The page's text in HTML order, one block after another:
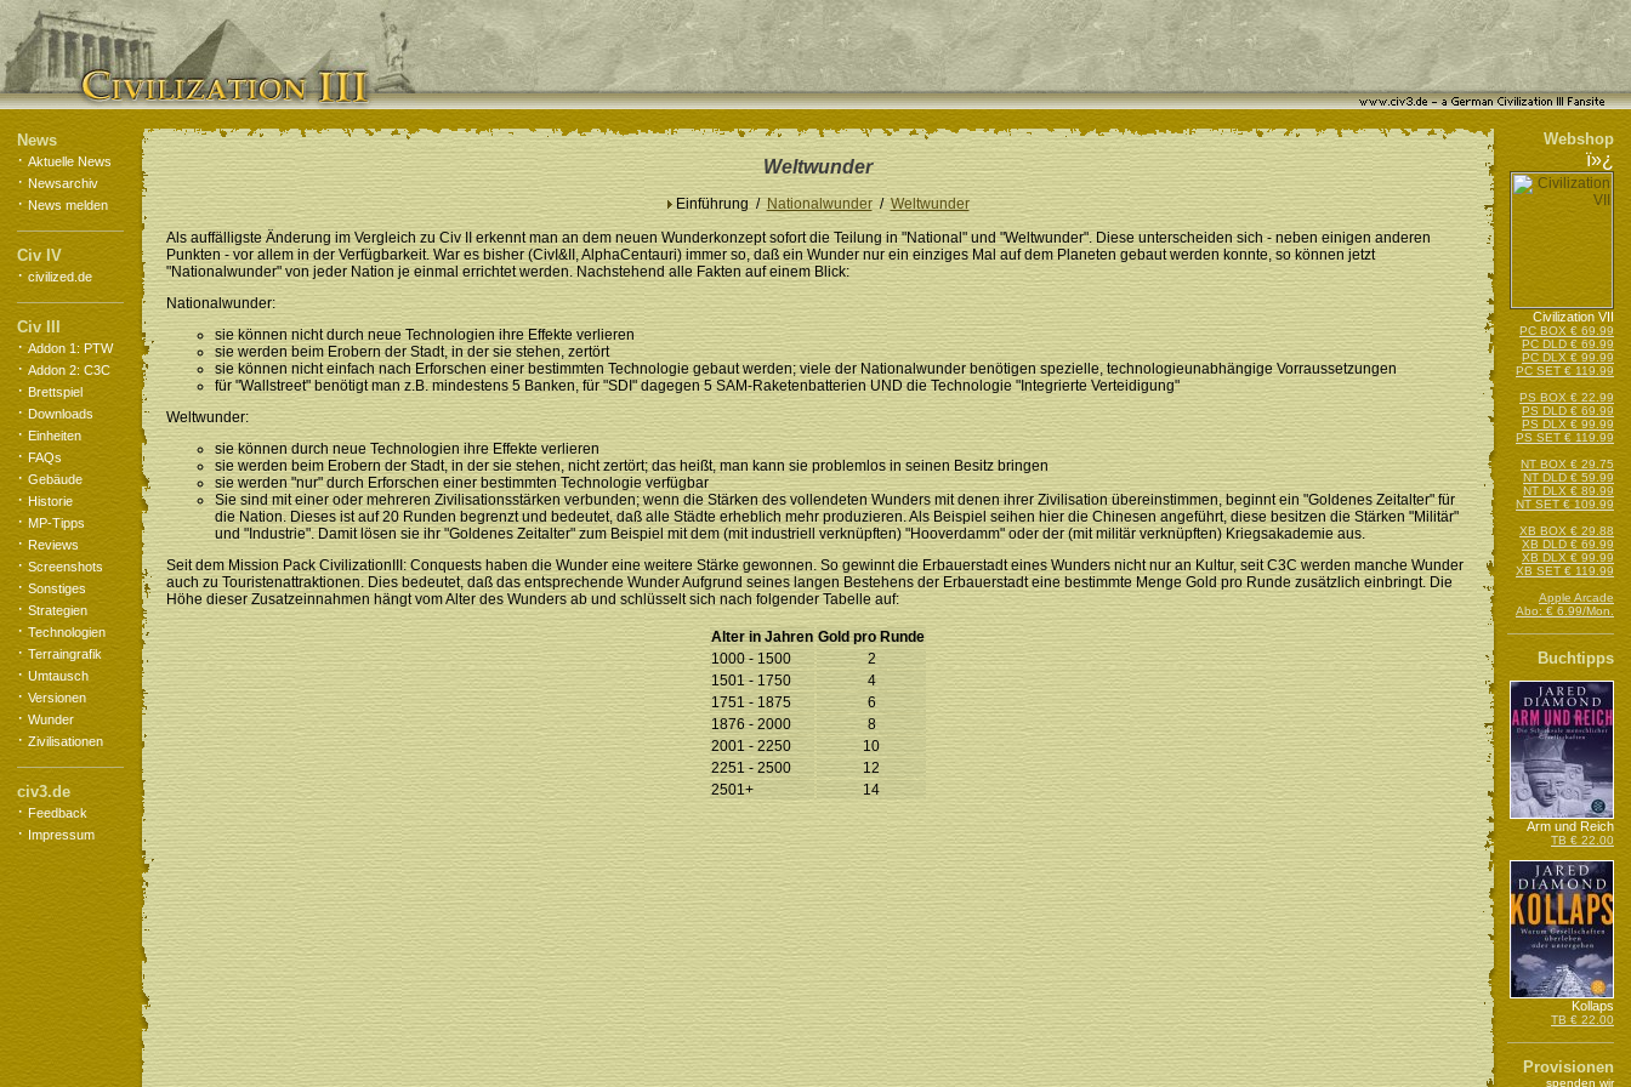
News Webshop
· Aktuelle News
· Newsarchiv
· News melden
Civ IV
· civilized.de
Civ III
· Addon 1: PTW
· Addon 2: C3C
· Brettspiel
· Downloads
· Einheiten
· FAQs
· Gebäude
· Historie
· MP-Tipps
· Reviews
· Screenshots
· Sonstiges
· Strategien
· Technologien
· Terraingrafik
· Umtausch
· Versionen
· Wunder
· Zivilisationen
civ3.de
· Feedback
· Impressum
Weltwunder
Einführung /Nationalwunder/ Weltwunder
Als auffälligste Änderung im Vergleich zu Civ II erkennt man an dem neuen Wunderkonzept sofort die Teilung in "National" und "Weltwunder". Diese unterscheiden sich - neben einigen anderen
Punkten - vor allem in der Verfügbarkeit. War es bisher (CivI&II, AlphaCentauri) immer so, daß ein Wunder nur ein einziges Mal auf dem Planeten gebaut werden konnte, so können jetzt
"Nationalwunder" von jeder Nation je einmal errichtet werden. Nachstehend alle Fakten auf einem Blick:
Nationalwunder:
sie können nicht durch neue Technologien ihre Effekte verlieren
sie werden beim Erobern der Stadt, in der sie stehen, zertört
sie können nicht einfach nach Erforschen einer bestimmten Technologie gebaut werden; viele der Nationalwunder benötigen spezielle, technologieunabhängige Vorraussetzungen
für "Wallstreet" benötigt man z.B. mindestens 5 Banken, für "SDI" dagegen 5 SAM-Raketenbatterien UND die Technologie "Integrierte Verteidigung"
Weltwunder:
sie können durch neue Technologien ihre Effekte verlieren
sie werden beim Erobern der Stadt, in der sie stehen, nicht zertört; das heißt, man kann sie problemlos in seinen Besitz bringen
sie werden "nur" durch Erforschen einer bestimmten Technologie verfügbar
Sie sind mit einer oder mehreren Zivilisationsstärken verbunden; wenn die Stärken des vollendeten Wunders mit denen ihrer Zivilisation übereinstimmen, beginnt ein "Goldenes Zeitalter" für
die Nation. Dieses ist auf 20 Runden begrenzt und bedeutet, daß alle Städte erheblich mehr produzieren. Als Beispiel seihen hier die Chinesen angeführt, diese besitzen die Stärken "Militär"
und "Industrie". Damit lösen sie ihr "Goldenes Zeitalter" zum Beispiel mit dem (mit industriell verknüpften) "Hooverdamm" oder der (mit militär verknüpften) Kriegsakademie aus.
Seit dem Mission Pack CivilizationIII: Conquests haben die Wunder eine weitere Stärke gewonnen. So gewinnt die Erbauerstadt eines Wunders nicht nur an Kultur, seit C3C werden manche Wunder
auch zu Touristenattraktionen. Dies bedeutet, daß das entsprechende Wunder Aufgrund seines langen Bestehens der Erbauerstadt eine bestimmte Menge Gold pro Runde zusätzlich einbringt. Die
Höhe dieser Zusatzeinnahmen hängt vom Alter des Wunders ab und schlüsselt sich nach folgender Tabelle auf:
Alter in Jahren Gold pro Runde
1000 - 1500
2
1501 - 1750
4
1751 - 1875
6
1876 - 2000
8
2001 - 2250
10
2251 - 2500
12
2501+
14
ï»¿
Civilization VII
PC BOX € 69.99
PC DLD € 69.99
PC DLX € 99.99
PC SET € 119.99
PS BOX € 22.99
PS DLD € 69.99
PS DLX € 99.99
PS SET € 119.99
NT BOX € 29.75
NT DLD € 59.99
NT DLX € 89.99
NT SET € 109.99
XB BOX € 29.88
XB DLD € 69.99
XB DLX € 99.99
XB SET € 119.99
Apple Arcade
Abo: € 6.99/Mon.
Buchtipps
Arm und Reich
TB € 22.00
Kollaps
TB € 22.00
Provisionen
spenden wir